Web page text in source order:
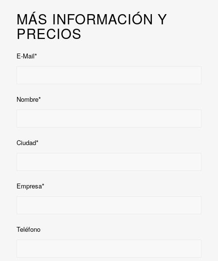
MÁS INFORMACIÓN Y
PRECIOS
E-Mail*
Nombre*
Ciudad*
Empresa*
Teléfono